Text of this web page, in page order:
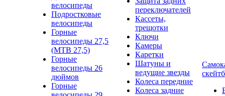
велосипеды
Подростковые
велосипеды
Горные
велосипеды 27,5
(MTB 27,5)
Горные
велосипеды 26
дюймов
Горные
переключателей
Кассеты,
трещотки
Ключи
Камеры
Каретки
Шатуны и
ведущие звезды
Колеса передние
Колеса задние